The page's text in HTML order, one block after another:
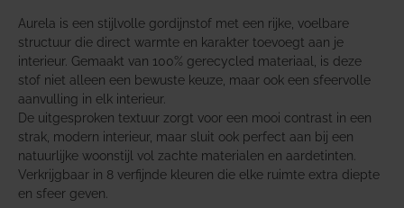
Aurela is een stijlvolle gordijnstof met een rijke, voelbare
structuur die direct warmte en karakter toevoegt aan je
interieur. Gemaakt van 100% gerecycled materiaal, is deze
stof niet alleen een bewuste keuze, maar ook een sfeervolle
aanvulling in elk interieur.
De uitgesproken textuur zorgt voor een mooi contrast in een
strak, modern interieur, maar sluit ook perfect aan bij een
natuurlijke woonstijl vol zachte materialen en aardetinten.
Verkrijgbaar in 8 verfijnde kleuren die elke ruimte extra diepte
en sfeer geven.